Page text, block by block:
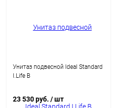
Унитаз подвесной Ideal Standard
I.Life B
23 530 руб. / шт